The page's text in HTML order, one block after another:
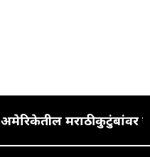
अमेरिकेतील मराठी कुटुंबांवर